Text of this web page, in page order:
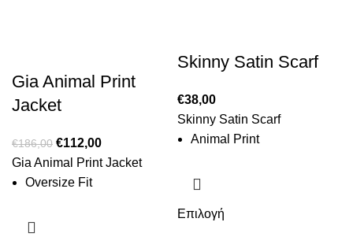
Gia Animal Print
Jacket
€186,00 €112,00
Gia Animal Print Jacket
Oversize Fit
Skinny Satin Scarf
€38,00
Skinny Satin Scarf
Animal Print
Επιλογή